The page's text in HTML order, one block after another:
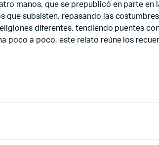
manos, que se prepublicó en parte en
que subsisten, repasando las
diferentes, tendiendo puentes
poco a poco, este relato reúne los